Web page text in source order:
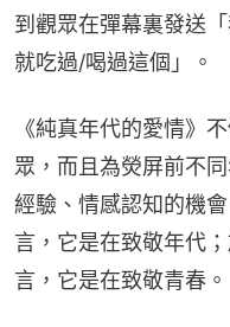
到觀眾在彈幕裏發送
就吃過/喝過這個」。
《純真年代的愛情》
眾，而且為熒屏前不
經驗、情感認知的機
言，它是在致敬年代
言，它是在致敬青春。